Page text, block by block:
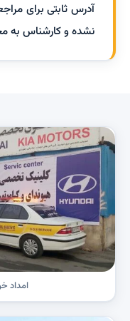
آدرس ثابتی برای
نشده و کارشناس به
امداد